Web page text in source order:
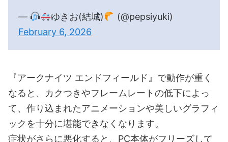
— ゆきお(結城)
(@pepsiyuki)
February 6, 2026
『アークナイツ エンドフィールド』で動作が重く
なると、カクつきやフレームレートの低下によっ
て、作り込まれたアニメーションや美しいグラフィ
ックを十分に堪能できなくなります。
症状がさらに悪化すると、PC本体がフリーズして